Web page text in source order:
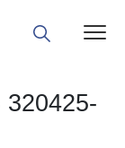
320425-